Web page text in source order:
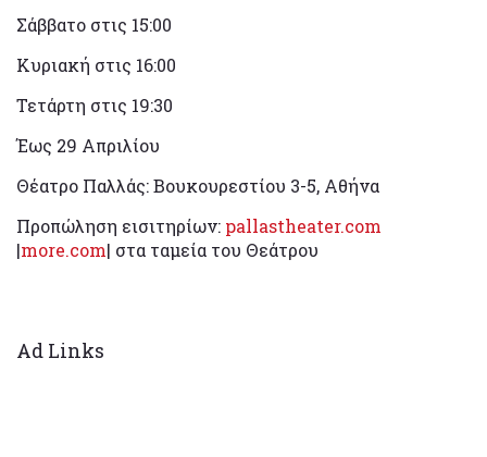
Σάββατο στις 15:00
Κυριακή στις 16:00
Τετάρτη στις 19:30
Έως 29 Απριλίου
Θέατρο Παλλάς: Βουκουρεστίου 3-5, Αθήνα
Προπώληση εισιτηρίων: pallastheater.com
|more.com| στα ταμεία του Θεάτρου
Ad Links